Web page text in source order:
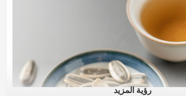
رؤية المزيد